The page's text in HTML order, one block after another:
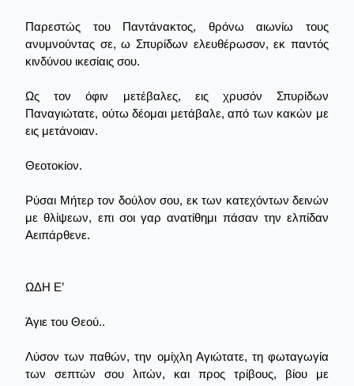
Παρεστώς του Παντάνακτος, θρόνω αιωνίω τους
ανυμνούντας σε, ω Σπυρίδων ελευθέρωσον, εκ παντός
κινδύνου ικεσίαις σου.
Ως τον όφιν μετέβαλες, εις χρυσόν Σπυρίδων
Παναγιώτατε, ούτω δέομαι μετάβαλε, από των κακών με
εις μετάνοιαν.
Θεοτοκίον.
Ρύσαι Μήτερ τον δούλον σου, εκ των κατεχόντων δεινών
με θλίψεων, επι σοι γαρ ανατίθημι πάσαν την ελπίδαν
Αειπάρθενε.
ΩΔΗ Ε’
Άγιε του Θεού..
Λύσον των παθών, την ομίχλη Αγιώτατε, τη φωταγωγία
των σεπτών σου λιτών, και προς τρίβους, βίου με